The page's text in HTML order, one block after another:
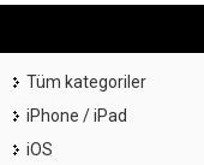
Tüm kategoriler
iPhone / iPad
iOS